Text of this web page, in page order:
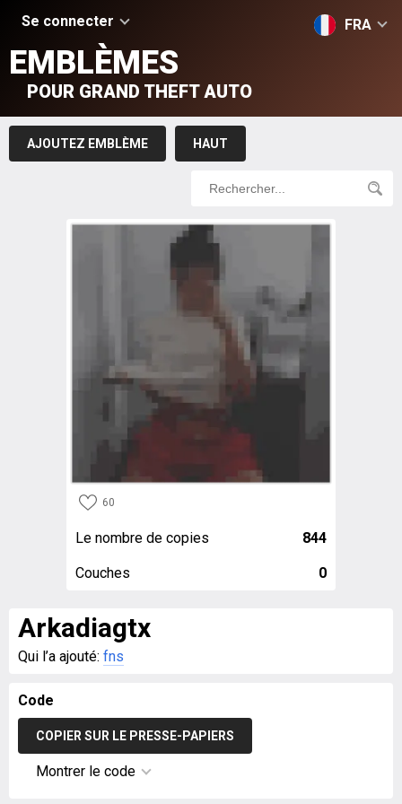
Se connecter FRA
EMBLÈMES
POUR GRAND THEFT AUTO
AJOUTEZ EMBLÈME HAUT
60
Le nombre de copies 844
Couches 0
Arkadiagtx
Qui l’a ajouté: fns
Code
COPIER SUR LE PRESSE-PAPIERS
Montrer le code